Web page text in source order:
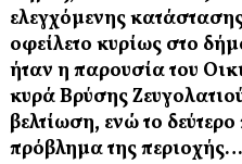
ελεγχόμενης
οφείλετο κυρίως στο
ήταν η παρουσία του
κυρά Βρύσης
βελτίωση, ενώ το
πρόβλημα της περιοχής…